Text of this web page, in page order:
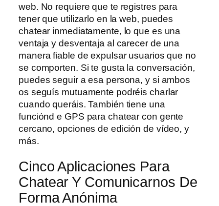
web. No requiere que te registres para
tener que utilizarlo en la web, puedes
chatear inmediatamente, lo que es una
ventaja y desventaja al carecer de una
manera fiable de expulsar usuarios que no
se comporten. Si te gusta la conversación,
puedes seguir a esa persona, y si ambos
os seguís mutuamente podréis charlar
cuando queráis. También tiene una
funciónd e GPS para chatear con gente
cercano, opciones de edición de vídeo, y
más.
Cinco Aplicaciones Para
Chatear Y Comunicarnos De
Forma Anónima